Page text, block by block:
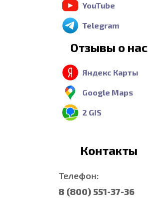
YouTube
Telegram
Отзывы о нас
Яндекс Карты
Google Maps
2 GIS
Контакты
Телефон:
8 (800) 551-37-36